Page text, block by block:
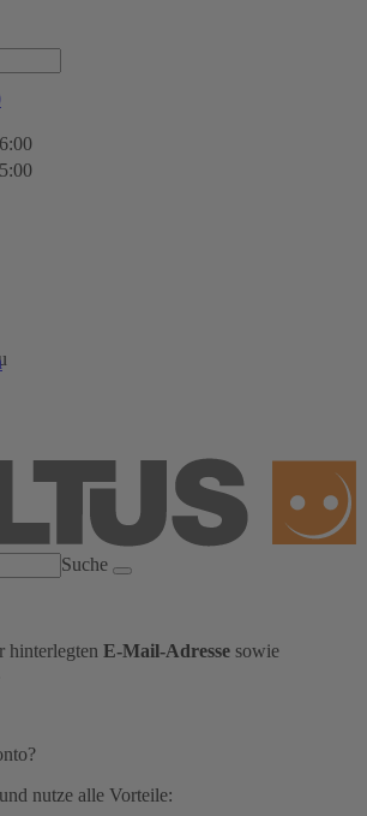
Suche
hinterlegten E-Mail-Adresse sowie
nutze alle Vorteile: